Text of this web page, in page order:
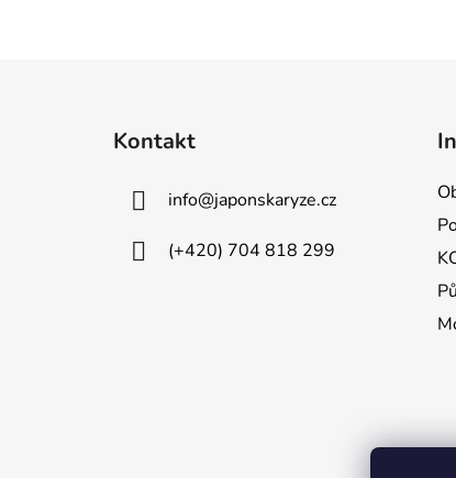
Kontakt
info@japonskaryze.cz
(+420) 704 818 299